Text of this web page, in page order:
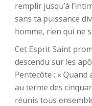
remplir jusqu’à
sans ta puissance
homme, rien qui ne
Cet Esprit Saint
descendu sur les
Pentecôte : «
au terme des
réunis tous